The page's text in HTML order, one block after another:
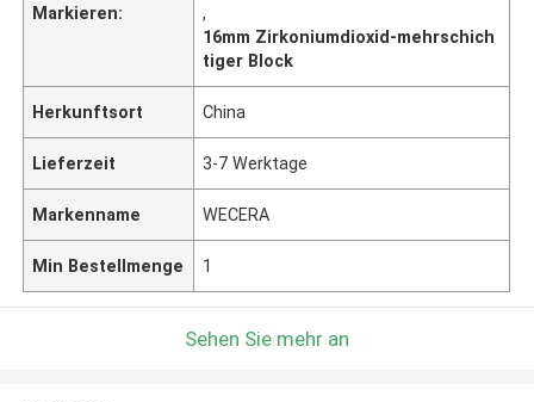
Markieren:
,
16mm Zirkoniumdioxid-mehrschich
tiger Block
Herkunftsort China
Lieferzeit 3-7 Werktage
Markenname WECERA
Min Bestellmenge 1
Sehen Sie mehr an